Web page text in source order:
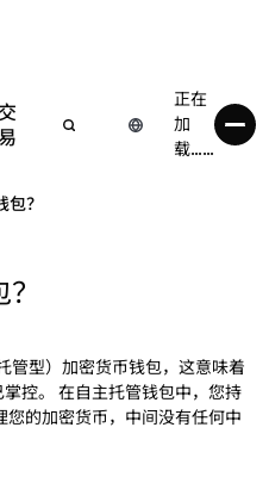
交
正在
加
载……
？
型）加密货币钱包，这意味着
控。 在自主托管钱包中，您持
的加密货币，中间没有任何中